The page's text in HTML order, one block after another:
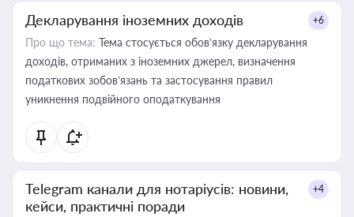
Декларування іноземних доходів +6
Про що тема: Тема стосується обов’язку декларування
доходів, отриманих з іноземних джерел, визначення
податкових зобов’язань та застосування правил
уникнення подвійного оподаткування
Telegram канали для нотаріусів: новини,
кейси, практичні поради
+4